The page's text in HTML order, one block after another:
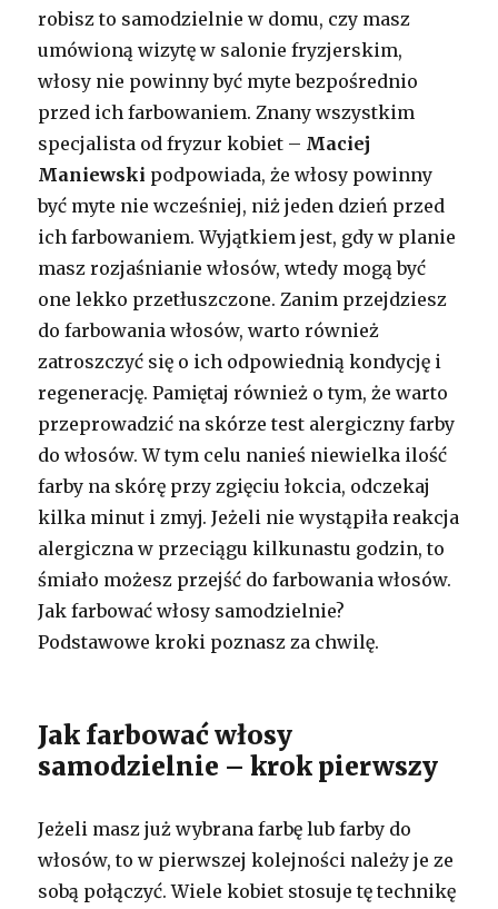
robisz to samodzielnie w domu, czy masz
umówioną wizytę w salonie fryzjerskim,
włosy nie powinny być myte bezpośrednio
przed ich farbowaniem. Znany wszystkim
specjalista od fryzur kobiet – Maciej
Maniewski podpowiada, że włosy powinny
być myte nie wcześniej, niż jeden dzień przed
ich farbowaniem. Wyjątkiem jest, gdy w planie
masz rozjaśnianie włosów, wtedy mogą być
one lekko przetłuszczone. Zanim przejdziesz
do farbowania włosów, warto również
zatroszczyć się o ich odpowiednią kondycję i
regenerację. Pamiętaj również o tym, że warto
przeprowadzić na skórze test alergiczny farby
do włosów. W tym celu nanieś niewielka ilość
farby na skórę przy zgięciu łokcia, odczekaj
kilka minut i zmyj. Jeżeli nie wystąpiła reakcja
alergiczna w przeciągu kilkunastu godzin, to
śmiało możesz przejść do farbowania włosów.
Jak farbować włosy samodzielnie?
Podstawowe kroki poznasz za chwilę.
Jak farbować włosy
samodzielnie – krok pierwszy
Jeżeli masz już wybrana farbę lub farby do
włosów, to w pierwszej kolejności należy je ze
sobą połączyć. Wiele kobiet stosuje tę technikę